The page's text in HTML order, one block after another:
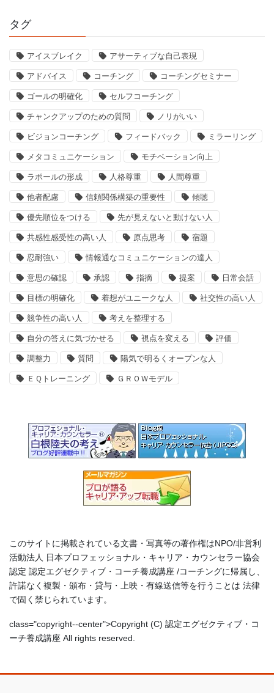
タグ
アイスブレイク アサーティブな自己表現
アドバイス コーチング コーチングセミナー
ゴールの明確化 セルフコーチング
チャンクアップのための質問 ノリがいい
ビジョンコーチング フィードバック ミラーリング
メタコミュニケーション モチベーション向上
ラポールの形成 人格尊重 人間尊重
他者配慮 信頼関係構築の重要性 傾聴
優先順位をつける 先が見えないと動けない人
共感性感受性の高い人 原点思考 宿題
忍耐強い 情報通なコミュニケーションの達人
意思の確認 承認 指摘 提案 日常会話
目標の明確化 着想がユニークな人 社交性の高い人
競争性の高い人 考えを整理する
自分の答えに気づかせる 視点を変える 評価
調整力 質問 陽気で明るくオープンな人
ＥＱトレーニング ＧＲＯＷモデル
このサイトに掲載されている文書・写真等の著作権はNPO/非営利
活動法人 日本プロフェッショナル・キャリア・カウンセラー協会
認定 認定エグゼクティブ・コーチ養成講座 /コーチングに帰属し、
許諾なく複製・頒布・貸与・上映・有線送信等を行うことは 法律
で固く禁じられています。
class="copyright--center">Copyright (C) 認定エグゼクティブ・コ
ーチ養成講座 All rights reserved.